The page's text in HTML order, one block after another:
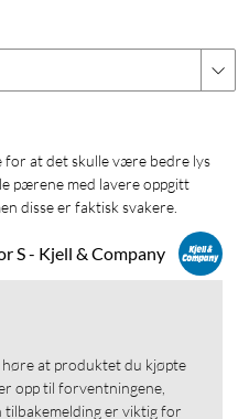
pærene med lavere oppgitt
disse er faktisk svakere.
S - Kjell & Company
høre at produktet du kjøpte
opp til forventningene,
tilbakemelding er viktig for